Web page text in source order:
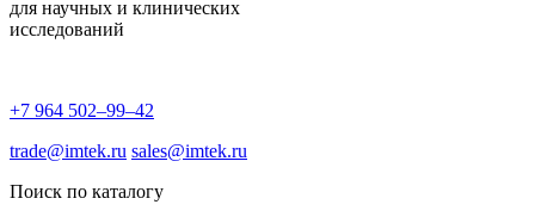
для научных и клинических
исследований
+7 964 502–99–42
trade@imtek.ru sales@imtek.ru
Поиск по каталогу